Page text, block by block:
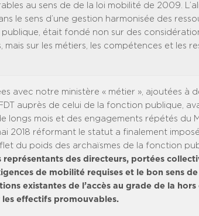
au sens de de la loi mobilité de 2009.
le sens d’une gestion harmonisée des
était fondé non sur des
mais sur les métiers, les compétences et les
avec notre ministère « métier », ajoutées à
auprès de celui de la fonction publique,
longs mois et des engagements répétés du
2018 réformant le statut a finalement
du poids des archaïsmes de la fonction
représentants des directeurs, portées
de mobilité requises et le bon sens
existantes de l’accès au grade de la
effectifs promouvables.